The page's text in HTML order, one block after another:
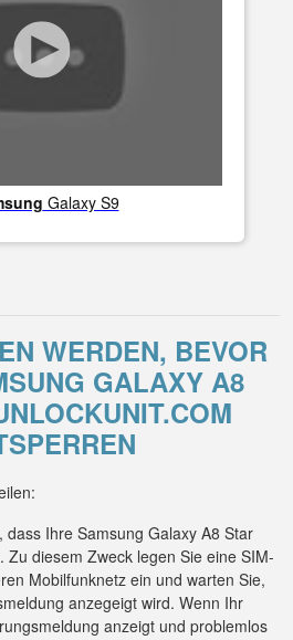
Galaxy S9
WERDEN, BEVOR
GALAXY A8
dass Ihre Samsung Galaxy A8 Star
Zu diesem Zweck legen Sie eine SIM-
Mobilfunknetz ein und warten Sie,
anzegeigt wird. Wenn Ihr
anzeigt und problemlos